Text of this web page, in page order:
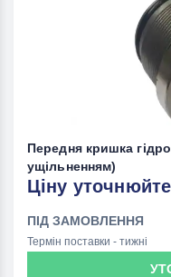
Передня кришка
ущільненням)
Ціну уточнюйте
ПІД ЗАМОВЛЕННЯ
Термін поставки - тижні